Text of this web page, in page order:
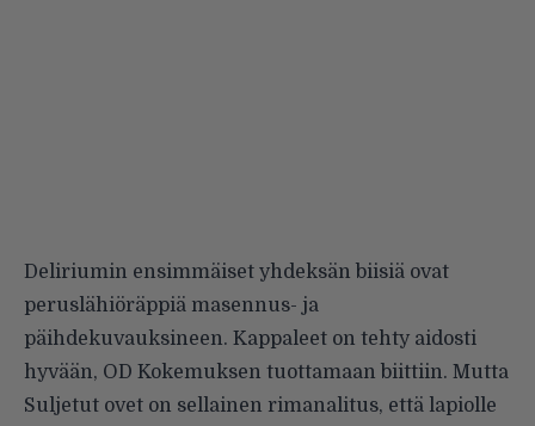
Deliriumin ensimmäiset yhdeksän biisiä ovat
peruslähiöräppiä masennus- ja
päihdekuvauksineen. Kappaleet on tehty aidosti
hyvään, OD Kokemuksen tuottamaan biittiin. Mutta
Suljetut ovet on sellainen rimanalitus, että lapiolle